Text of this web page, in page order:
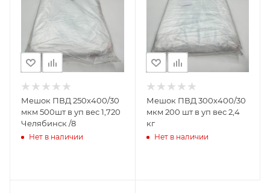
Мешок ПВД 250х400/30
мкм 500шт в уп вес 1,720
Челябинск /8
Нет в наличии
Мешок ПВД 300х400/30
мкм 200 шт в уп вес 2,4
кг
Нет в наличии